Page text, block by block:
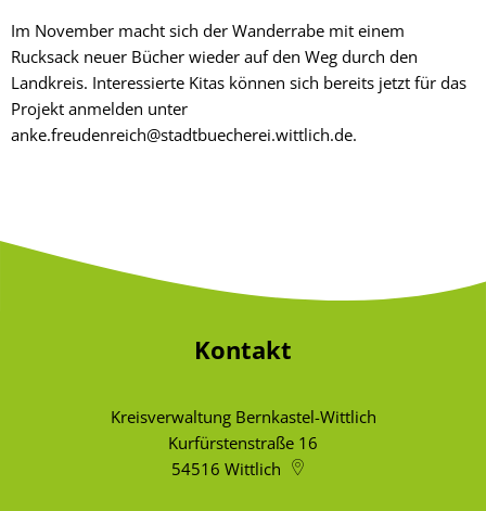
Im November macht sich der Wanderrabe mit einem
Rucksack neuer Bücher wieder auf den Weg durch den
Landkreis. Interessierte Kitas können sich bereits jetzt für das
Projekt anmelden unter
anke.freudenreich@stadtbuecherei.wittlich.de.
Kontakt
Kreisverwaltung Bernkastel-Wittlich
Kurfürstenstraße 16
54516 Wittlich